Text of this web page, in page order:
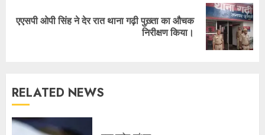
एएसपी ओपी सिंह ने देर रात थाना गढ़ी पुख़्ता का औचक
निरीक्षण किया।
RELATED NEWS